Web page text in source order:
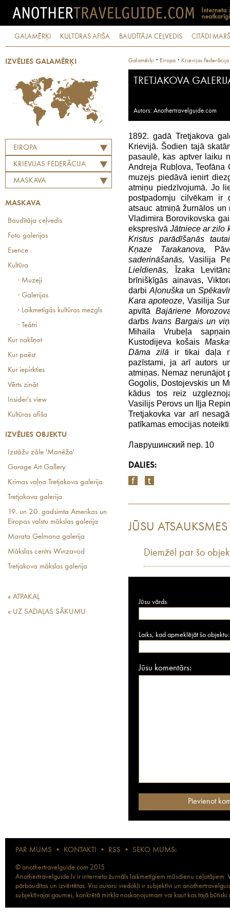
GALAMĒRĶI KULTŪRAS AFIŠA BAUDĪTĀJA CEĻVEDIS CITĀDI
IZVĒLIES GALAMĒRĶI
EIROPA
KRIEVIJAS FEDERĀCIJA
MASKAVA
MASKAVA
Baudītāja ceļvedis
Foto galerijas
Esence
Kultūra
· Muzeji
· Galerijas
· Laikmetīgās kultūras mezgls
· Teātri
Kur nakšņot
Kur paēst
Kur iepirkties
Vērts zināt
Insider's view
Kultūras afiša
IZVĒLIES OBJEKTU
Izstāžu zāle 'Manēža'
Garage Art Gallery
Krimas vaļņa Tretjakova galerija
Tretjakova galerija
19. un 20. gadsimta Amerikas un
Eiropas valstu mākslas galerija
Marata Gelmana galerija
Mākslas centrs Winzavod
Tretjakova mākslas galerija
« ATPAKAĻ
« UZ SADAĻAS SĀKUMU
Galamērķi · Eiropa · Krievijas Federācija
TRETJAKOVA
Autors: Anothertravelguide.com
1892. gadā Tretjakova
Krievijā. Šodien tajā
pasaulē, kas aptver laiku
Andreja Rubļova,
muzejs piedāvā ienirt
atmiņu piedzīvojumā. Jo
postpadomju cilvēkam ir
atsauc atmiņā žurnālos
Vladimira Borovikovska
ekspresīvāJātniece ar zilo
Kristus parādīšanās
Kņaze Tarakanova,
saderināšanās, Vasilija
Lieldienās, Īzaka
brīnišķīgās ainavas,
darbi Aļonuška un
Kara apoteoze, Vasilija
apvītā Bajāriene
darbsIvans Bargais un
Mihaila Vrubeļa
Kustodijeva košais
Dāma zilā ir tikai daļa
pazīstami, ja arī autors
atmiņas. Nemaz nerunājot
Gogolis, Dostojevskis un
kādus tos reiz
Vasilijs Perovs un Iļja
Tretjakovka var arī
patīkamas emocijas
Лаврушинский пер. 10
DALIES:
JŪSU ATSAUKSMES
Diemžēl par šo
Jūsu vārds:
Laiks, kad apmeklējāt šo objektu:
Jūsu komentārs:
PAR MUMS • KONTAKTI • RSS • SEKO MUMS:
© anothertravelguide.com 2015
Anothertravelguide.lv ir interneta žurnāls laikmetīgiem mūsdienu
pārbaudītas un izvērtētas. Visi autoru viedokļi ir subjektīvi un
subjektīvajai gaumei, konkrētā mirkļa noskaņojumam vai kaut kas tajā